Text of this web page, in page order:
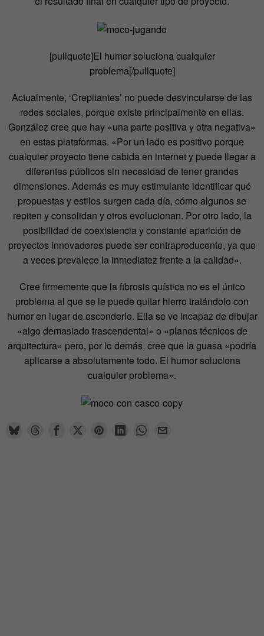
[pullquote]El humor soluciona cualquier
problema[/pullquote]
Actualmente, ‘Crepitantes’ no puede desvincularse de las
redes sociales, porque existe principalmente en ellas.
González cree que hay «una parte positiva y otra negativa»
en estas plataformas. «Por un lado es positivo porque
cualquier proyecto tiene cabida en internet y puede llegar a
diferentes públicos sin necesidad de tener grandes
dimensiones. Además es muy estimulante identificar qué
propuestas y estilos surgen cada día, cómo algunos se
repiten y consolidan y otros evolucionan. Por otro lado, la
posibilidad de coexistencia y constante aparición de
proyectos innovadores puede ser contraproducente, ya que
a veces prevalece la inmediatez frente a la calidad».
Cree firmemente que la fibrosis quística no es el único
problema al que se le puede quitar hierro tratándolo con
humor en lugar de esconderlo. Ella se ve incapaz de dibujar
«algo demasiado trascendental» o «planos técnicos de
arquitectura» pero, por lo demás, cree que la guasa «podría
aplicarse a absolutamente todo. El humor soluciona
cualquier problema».